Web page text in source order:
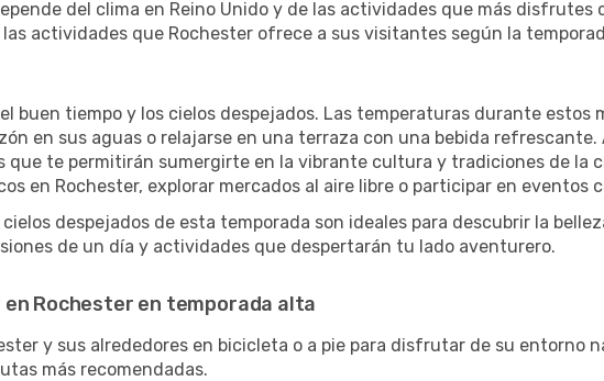
del clima en Reino Unido y de las actividades que más disfrutes
actividades que Rochester ofrece a sus visitantes según la
buen tiempo y los cielos despejados. Las temperaturas durante
en sus aguas o relajarse en una terraza con una bebida refrescante.
te permitirán sumergirte en la vibrante cultura y tradiciones de la
en Rochester, explorar mercados al aire libre o participar en eventos
despejados de esta temporada son ideales para descubrir la
de un día y actividades que despertarán tu lado aventurero.
Rochester en temporada alta
y sus alrededores en bicicleta o a pie para disfrutar de su entorno
más recomendadas.